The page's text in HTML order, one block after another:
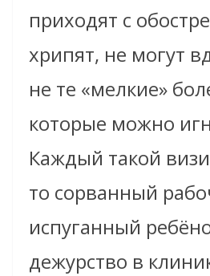
приходят с
хрипят, не могут
не те «мелкие»
которые можно
Каждый такой
то сорванный
испуганный
дежурство в